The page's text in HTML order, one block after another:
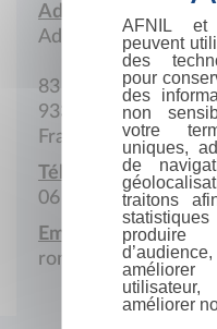
Adresse :
Adresse postale
83 Allée Danielle-
93320 Pavillons-
France
Téléphone portable :
06 59 86 21 98
Email :
AFNIL et
peuvent
des
pour
des
non
votre
uniques,
de
traitons
améliorer